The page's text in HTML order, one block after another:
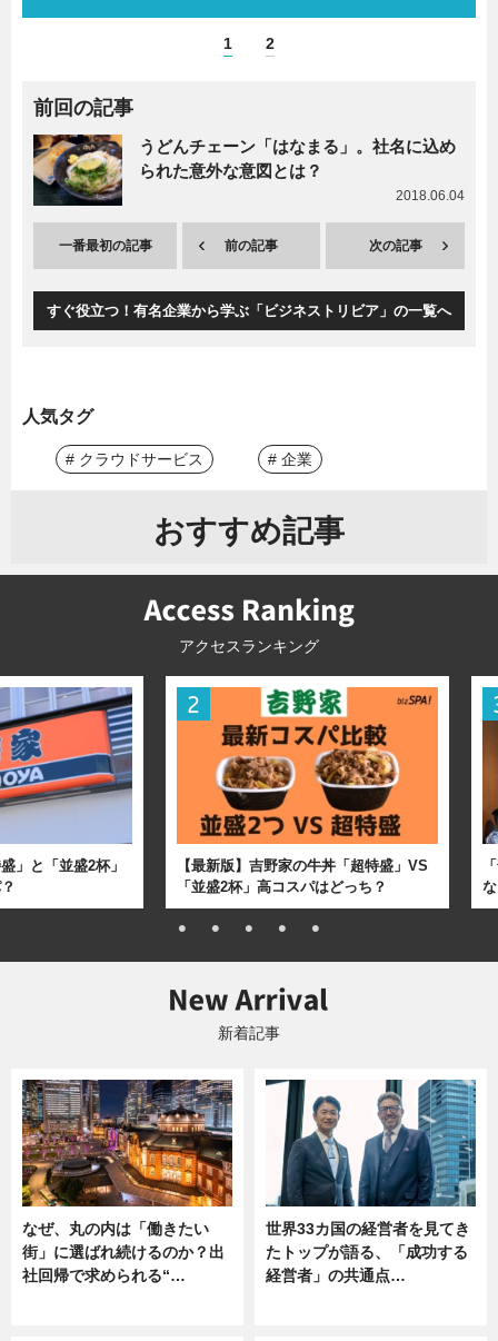
1 2
前回の記事
うどんチェーン「はなまる」。社名に込め
られた意外な意図とは？
2018.06.04
一番最初の記事 前の記事 次の記事
すぐ役立つ！有名企業から学ぶ「ビジネストリビア」の一覧へ
人気タグ
# クラウドサービス # 企業
おすすめ記事
アクセスランキング
」と「並盛2杯」
【最新版】吉野家の牛丼「超特盛」VS
「並盛2杯」高コスパはどっち？
新着記事
なぜ、丸の内は「働きたい
街」に選ばれ続けるのか？出
社回帰で求められる“…
世界33カ国の経営者を見てき
たトップが語る、「成功する
経営者」の共通点…